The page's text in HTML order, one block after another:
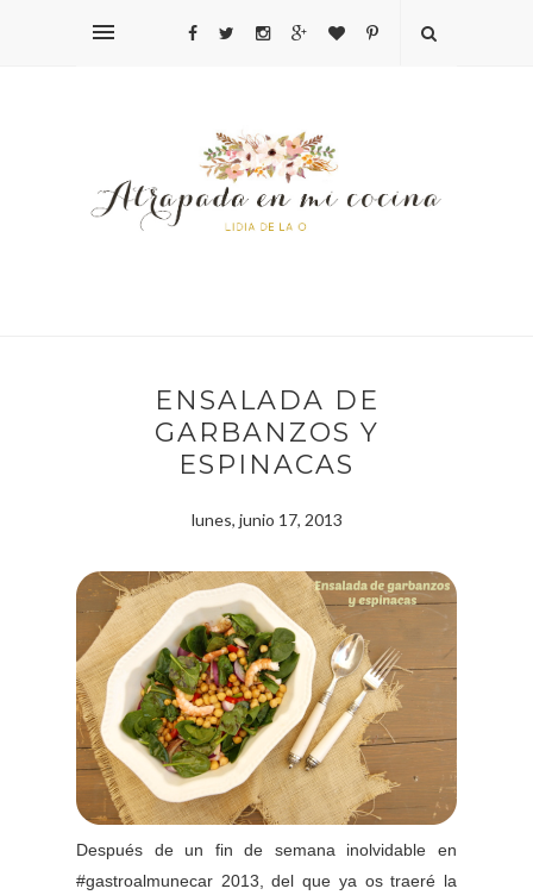
ENSALADA DE
GARBANZOS Y
ESPINACAS
lunes, junio 17, 2013
Después de un fin de semana inolvidable en
#gastroalmunecar 2013, del que ya os traeré la